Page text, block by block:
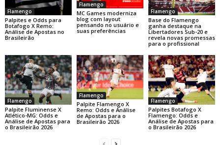
Flamengo
Palpites e Odds para
Botafogo X Remo:
Análise de Apostas no
Brasileirão
Flamengo
MC Games moderniza
blog com layout
pensando no usuário e
suas preferências
Flamengo
Base do Flamengo
ganha destaque na
Libertadores Sub-20 e
revela novas promessas
para o profissional
Flamengo
Palpite Fluminense X
Atlético-MG: Odds e
Análise de Apostas para
o Brasileirão 2026
Flamengo
Palpite Flamengo X
Remo: Odds e Análise
de Apostas para o
Brasileirão 2026
Flamengo
Palpites Botafogo X
Flamengo: Odds e
Análise de Apostas para
o Brasileirão 2026